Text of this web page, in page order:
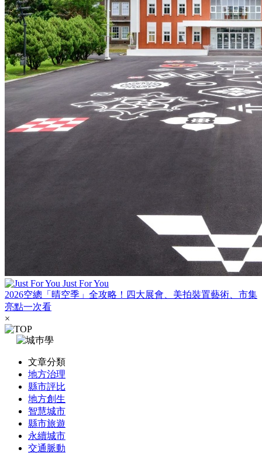
Just For You
2026空總「晴空季」全攻略！四大展會、美拍裝置藝術、市集
亮點一次看
×
文章分類
地方治理
縣市評比
地方創生
智慧城市
縣市旅遊
永續城市
交通脈動